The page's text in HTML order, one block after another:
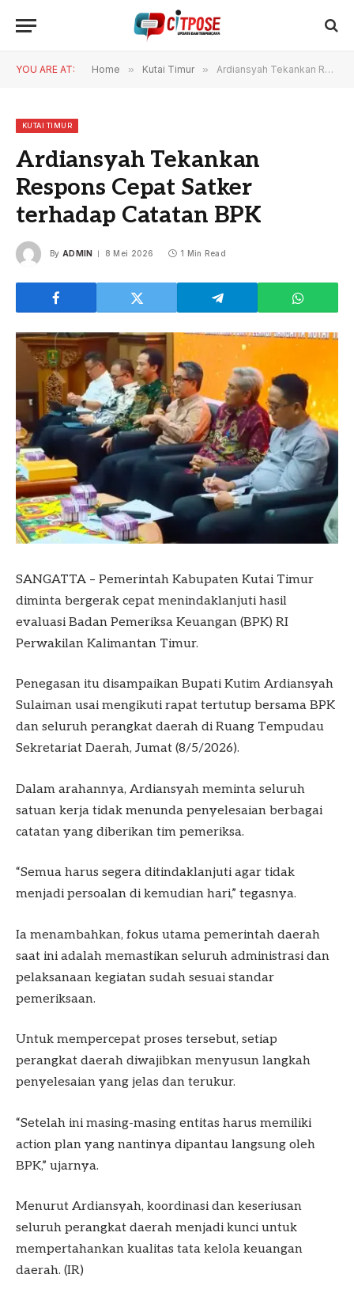
YOU ARE AT: Home » Kutai Timur » Ardiansyah Tekankan Respons Cepat Satker terhadap Catatan BPK
KUTAI TIMUR
Ardiansyah Tekankan
Respons Cepat Satker
terhadap Catatan BPK
By ADMIN 8 Mei 2026 1 Min Read
SANGATTA – Pemerintah Kabupaten Kutai Timur
diminta bergerak cepat menindaklanjuti hasil
evaluasi Badan Pemeriksa Keuangan (BPK) RI
Perwakilan Kalimantan Timur.
Penegasan itu disampaikan Bupati Kutim Ardiansyah
Sulaiman usai mengikuti rapat tertutup bersama BPK
dan seluruh perangkat daerah di Ruang Tempudau
Sekretariat Daerah, Jumat (8/5/2026).
Dalam arahannya, Ardiansyah meminta seluruh
satuan kerja tidak menunda penyelesaian berbagai
catatan yang diberikan tim pemeriksa.
“Semua harus segera ditindaklanjuti agar tidak
menjadi persoalan di kemudian hari,” tegasnya.
Ia menambahkan, fokus utama pemerintah daerah
saat ini adalah memastikan seluruh administrasi dan
pelaksanaan kegiatan sudah sesuai standar
pemeriksaan.
Untuk mempercepat proses tersebut, setiap
perangkat daerah diwajibkan menyusun langkah
penyelesaian yang jelas dan terukur.
“Setelah ini masing-masing entitas harus memiliki
action plan yang nantinya dipantau langsung oleh
BPK,” ujarnya.
Menurut Ardiansyah, koordinasi dan keseriusan
seluruh perangkat daerah menjadi kunci untuk
mempertahankan kualitas tata kelola keuangan
daerah. (IR)